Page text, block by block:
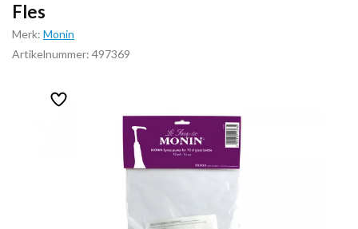
Fles
Merk: Monin
Artikelnummer: 497369